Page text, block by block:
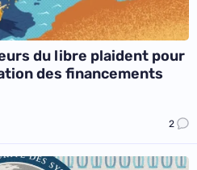
du libre plaident pour
des financements
2